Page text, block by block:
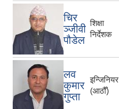
चिर
ञ्जीवी
पौडेल
शिक्षा
निर्देशक
लव
कुमार
गुप्ता
इन्जिनियर
(आठौँ)